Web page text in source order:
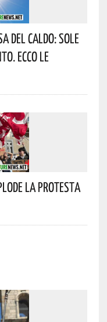
Del Caldo: Sole
Ecco Le
La Protesta